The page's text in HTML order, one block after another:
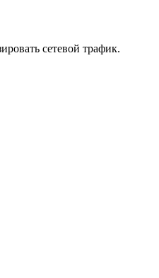
сетевой трафик.